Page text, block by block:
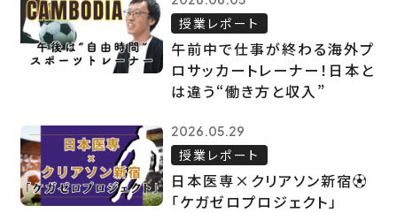
授業レポート
午前中で仕事が終わる海外プ
ロサッカートレーナー！日本と
は違う“働き方と収入”
2026.05.29
授業レポート
日本医専×クリアソン新宿⚽
「ケガゼロプロジェクト」